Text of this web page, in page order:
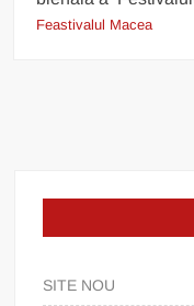
Feastivalul Macea
SITE NOU